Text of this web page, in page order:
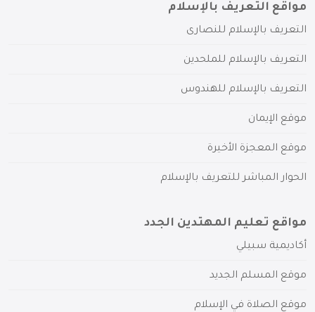
مواقع التعريف بالإسلام
التعريف بالإسلام للنصارى
التعريف بالإسلام للملحدين
التعريف بالإسلام للهندوس
موقع الإيمان
موقع المعجزة الأخيرة
الحوار المباشر للتعريف بالإسلام
مواقع تعليم المهتدين الجدد
أكاديمية سبيلي
موقع المسلم الجديد
موقع الصلاة في الإسلام